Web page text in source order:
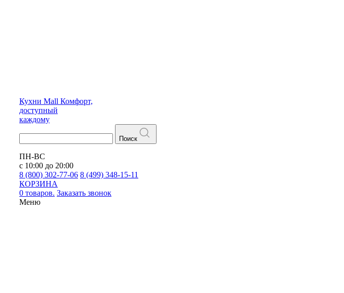
Кухни Mall Комфорт,
доступный
каждому
Поиск
ПН-ВС
с 10:00 до 20:00
8 (800) 302-77-06 8 (499) 348-15-11
КОРЗИНА
0 товаров. Заказать звонок
Меню